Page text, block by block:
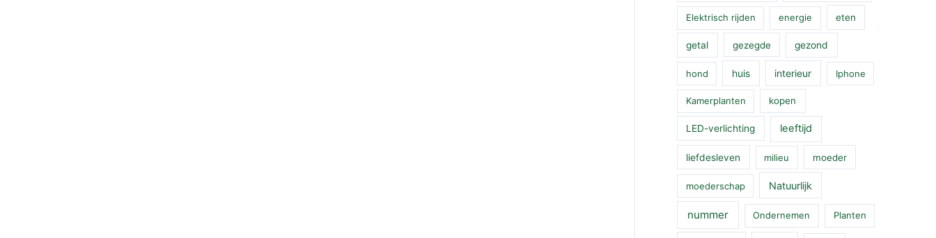
Elektrisch rijden energie eten
getal gezegde gezond
hond huis interieur Iphone
Kamerplanten kopen
LED-verlichting leeftijd
liefdesleven milieu moeder
moederschap Natuurlijk
nummer Ondernemen Planten